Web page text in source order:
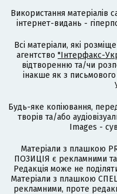
Використання матеріалів
інтернет-видань -
Всі матеріали, які
агентство "Інтерфакс-
відтворенню та/чи
інакше як з
Будь-яке копіювання,
творів та/або
Images -
Матеріали з плашкою
ПОЗИЦІЯ є рекламними
Редакція може не
Матеріали з плашкою
рекламними, проте